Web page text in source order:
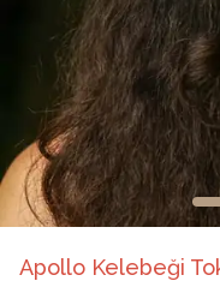
Apollo Kelebeği